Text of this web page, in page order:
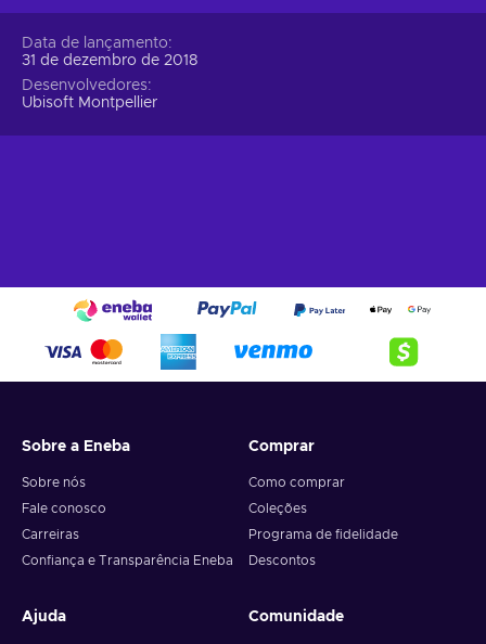
Data de lançamento
31 de dezembro de 2018
Desenvolvedores
Ubisoft Montpellier
Sobre a Eneba
Sobre nós
Fale conosco
Carreiras
Confiança e Transparência Eneba
Comprar
Como comprar
Coleções
Programa de fidelidade
Descontos
Ajuda Comunidade